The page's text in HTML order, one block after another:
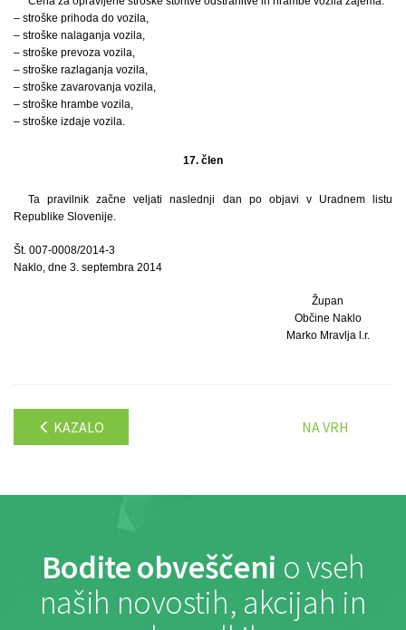
– stroške prihoda do vozila,
– stroške nalaganja vozila,
– stroške prevoza vozila,
– stroške razlaganja vozila,
– stroške zavarovanja vozila,
– stroške hrambe vozila,
– stroške izdaje vozila.
17. člen
Ta pravilnik začne veljati naslednji dan po objavi v Uradnem listu
Republike Slovenije.
Št. 007-0008/2014-3
Naklo, dne 3. septembra 2014
Župan
Občine Naklo
Marko Mravlja l.r.
KAZALO NA VRH
Bodite obveščeni o vseh
naših novostih, akcijah in